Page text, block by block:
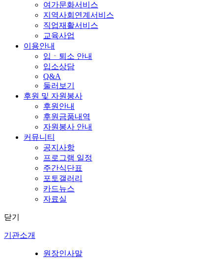
여가문화서비스
지역사회연계서비스
직업재활서비스
교육사업
이용안내
입ㆍ퇴소 안내
입소상담
Q&A
둘러보기
후원 및 자원봉사
후원안내
후원금품내역
자원봉사 안내
커뮤니티
공지사항
프로그램 일정
주간식단표
포토갤러리
카드뉴스
자료실
닫기
기관소개
원장인사말